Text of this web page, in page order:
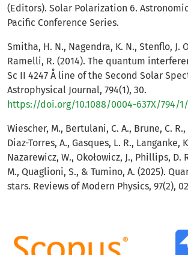
(Editors). Solar Polarization 6.
Pacific Conference Series.
Smitha, H. N., Nagendra, K. N., Stenflo, J.
Ramelli, R. (2014). The quantum
Sc II 4247 Å line of the Second Solar
Astrophysical Journal, 794(1), 30.
https://doi.org/10.1088/0004-637X/794/
Wiescher, M., Bertulani, C. A., Brune, C. R.,
Diaz-Torres, A., Gasques, L. R., Langanke,
Nazarewicz, W., Okołowicz, J., Phillips, D.
M., Quaglioni, S., & Tumino, A. (2025).
stars. Reviews of Modern Physics, 97(2),